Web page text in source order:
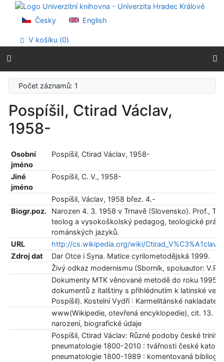
Přejít na obsah
Přejít na menu
Prohlášení o webové přístupnosti
Česky English
V košíku (0)
Počet záznamů: 1
Pospíšil, Ctirad Václav,
1958-
Osobní
jméno
Pospíšil, Ctirad Václav, 1958-
Jiné
jméno
Pospíšil, C. V., 1958-
Pospíšil, Václav, 1958 břez. 4.-
Biogr.poz.
Narozen 4. 3. 1958 v Trnavě (Slovensko). Prof.,
teolog a vysokoškolský pedagog, teologické
románských jazyků.
URL
http://cs.wikipedia.org/wiki/
Zdroj dat
Dar Otce i Syna. Matice cyrilometodějská 1999.
Živý odkaz modernismu (Sborník, spoluautor:
Dokumenty MTK věnované metodě do roku 1995
dokumentů z italštiny s přihlédnutím k latinské
Pospíšil). Kostelní Vydří : Karmelitánské
www(Wikipedie, otevřená encyklopedie), cit. 13.
narození, biografické údaje
Pospíšil, Ctirad Václav: Různé podoby české
pneumatologie 1800-2010 : tvářnosti české
pneumatologie 1800-1989 : komentovaná